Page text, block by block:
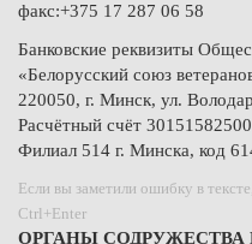
факс:+375 17 287 06 58
Банковские реквизиты
«Белорусский союз
220050, г. Минск, ул.
Расчётный счёт
Филиал 514 г. Минска, код
Если вы заметили ошибку в
Ctrl+Enter
ОРГАНЫ